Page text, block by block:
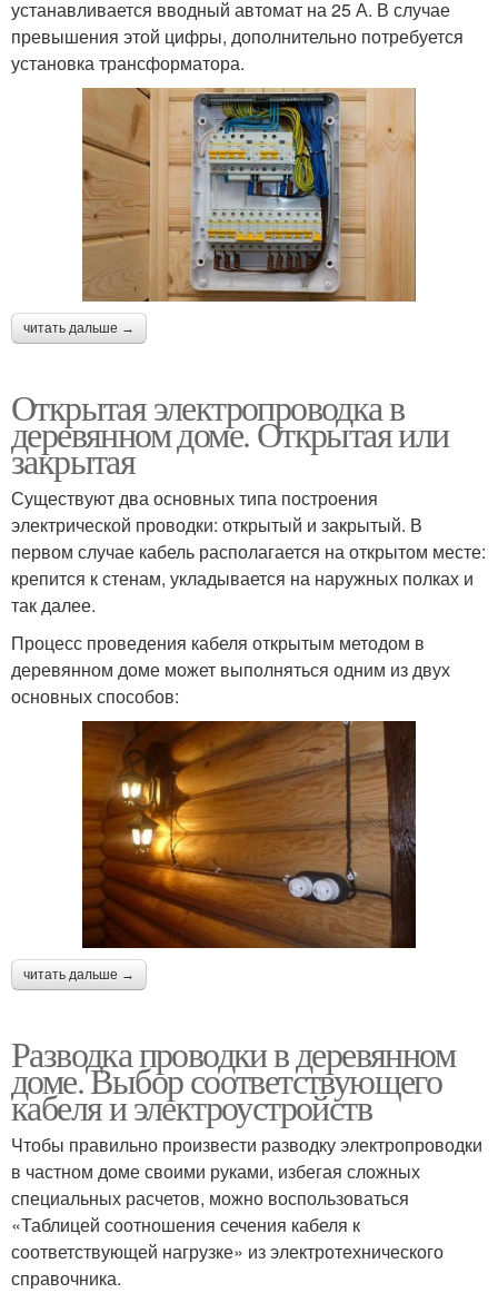
устанавливается вводный автомат на 25 А. В случае
превышения этой цифры, дополнительно потребуется
установка трансформатора.
читать дальше →
Открытая электропроводка в
деревянном доме. Открытая или
закрытая
Существуют два основных типа построения
электрической проводки: открытый и закрытый. В
первом случае кабель располагается на открытом месте:
крепится к стенам, укладывается на наружных полках и
так далее.
Процесс проведения кабеля открытым методом в
деревянном доме может выполняться одним из двух
основных способов:
читать дальше →
Разводка проводки в деревянном
доме. Выбор соответствующего
кабеля и электроустройств
Чтобы правильно произвести разводку электропроводки
в частном доме своими руками, избегая сложных
специальных расчетов, можно воспользоваться
«Таблицей соотношения сечения кабеля к
соответствующей нагрузке» из электротехнического
справочника.